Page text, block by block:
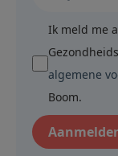
Ik meld me
algemene
Boom.